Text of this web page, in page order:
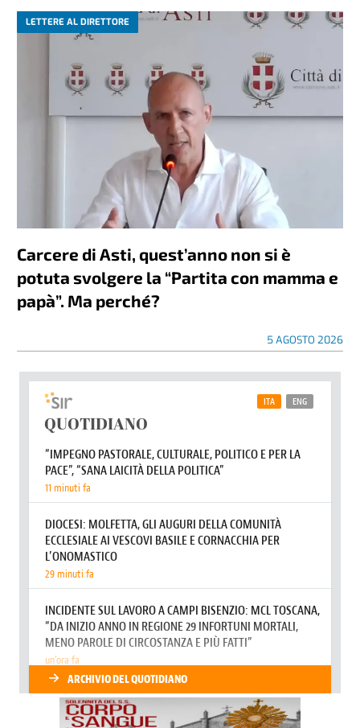
LETTERE AL DIRETTORE
Carcere di Asti, quest’anno non si è
potuta svolgere la “Partita con mamma e
papà”. Ma perché?
5 AGOSTO 2026